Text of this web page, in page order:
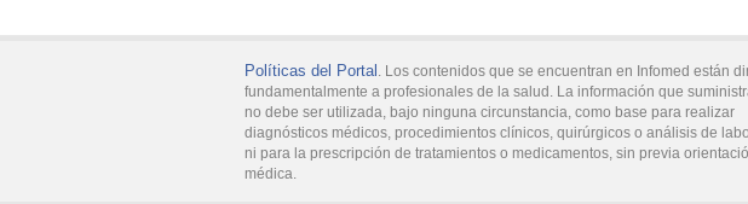
Políticas del Portal . Los contenidos que se encuentran en Infomed están
fundamentalmente a profesionales de la salud. La información que
no debe ser utilizada, bajo ninguna circunstancia, como base para realizar
diagnósticos médicos, procedimientos clínicos, quirúrgicos o análisis de
ni para la prescripción de tratamientos o medicamentos, sin previa
médica.